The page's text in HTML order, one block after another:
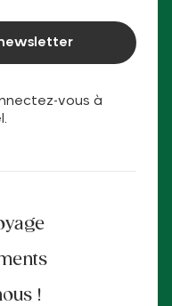
vous à
!